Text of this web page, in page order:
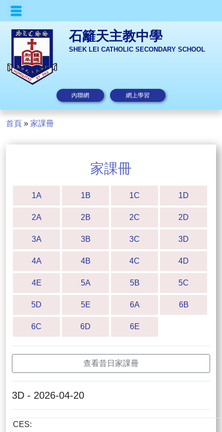
石籬天主教中學
SHEK LEI CATHOLIC SECONDARY SCHOOL
內聯網 網上學習
首頁 » 家課冊
家課冊
1A 1B 1C 1D
2A 2B 2C 2D
3A 3B 3C 3D
4A 4B 4C 4D
4E 5A 5B 5C
5D 5E 6A 6B
6C 6D 6E
查看昔日家課冊
3D - 2026-04-20
CES: